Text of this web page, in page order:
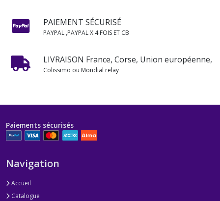
PAIEMENT SÉCURISÉ
PAYPAL ,PAYPAL X 4 FOIS ET CB
LIVRAISON France, Corse, Union européenne,
Colissimo ou Mondial relay
Paiements sécurisés
Navigation
Accueil
Catalogue